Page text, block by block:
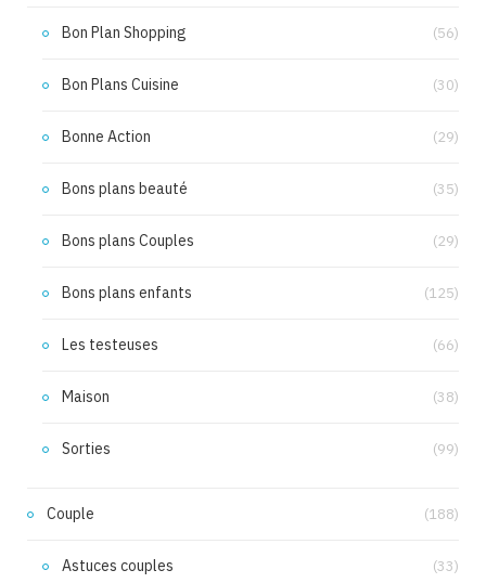
Bon Plan Shopping (56)
Bon Plans Cuisine (30)
Bonne Action (29)
Bons plans beauté (35)
Bons plans Couples (29)
Bons plans enfants (125)
Les testeuses (66)
Maison (38)
Sorties (99)
Couple (188)
Astuces couples (33)